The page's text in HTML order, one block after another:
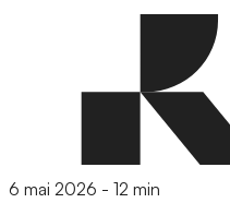
6 mai 2026 - 12 min